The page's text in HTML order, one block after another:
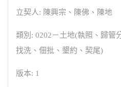
立契人: 陳興宗、陳佛、陳地
類別: 0202－土地(執照、歸管
找洗、佃批、墾約、契尾)
版本: 1